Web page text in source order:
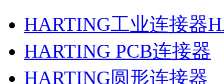
HARTING工业连接器
HARTING PCB连接器
HARTING圆形连接器